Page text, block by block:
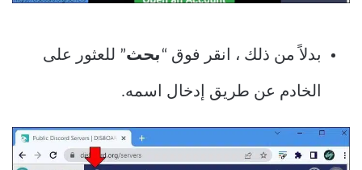
بدلاً من ذلك ، انقر فوق “ بحث” للعثور على
الخادم عن طريق إدخال اسمه.